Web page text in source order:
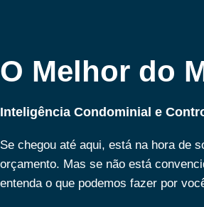
O Melhor do
Inteligência Condominial e
Se chegou até aqui, está na hora de
orçamento. Mas se não está
entenda o que podemos fazer por